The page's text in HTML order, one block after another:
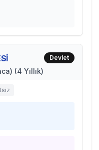
(4 Yıllık)
Devlet